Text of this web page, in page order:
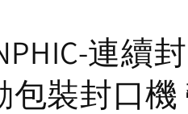
連續
包裝封口